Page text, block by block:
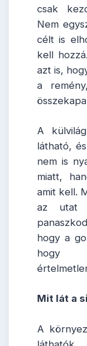
csak
Nem
célt is
kell
azt is,
a
A
látható,
nem is
miatt,
amit kell.
az utat
hogy a
hogy
Mit lát a
A